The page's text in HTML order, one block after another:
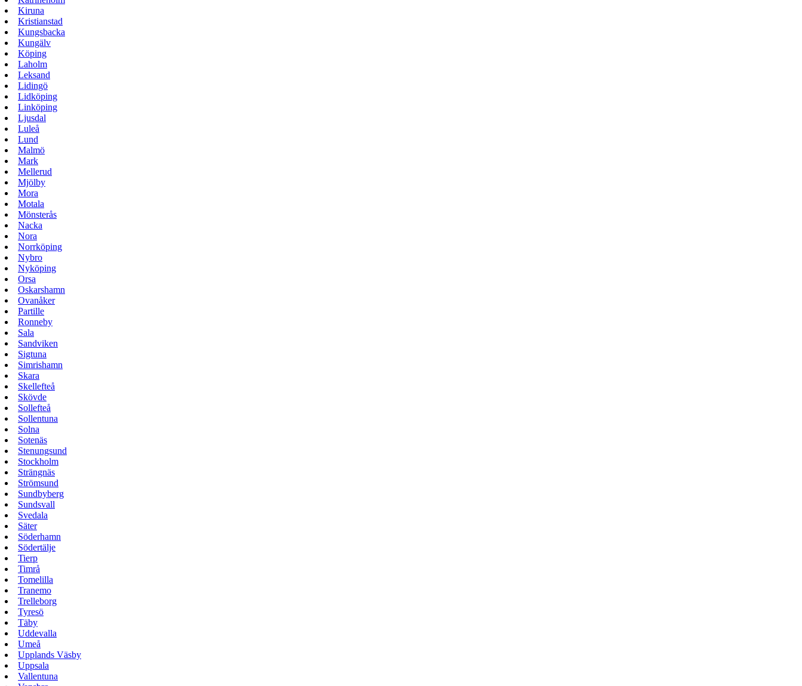
Kiruna
Kristianstad
Kungsbacka
Kungälv
Köping
Laholm
Leksand
Lidingö
Lidköping
Linköping
Ljusdal
Luleå
Lund
Malmö
Mark
Mellerud
Mjölby
Mora
Motala
Mönsterås
Nacka
Nora
Norrköping
Nybro
Nyköping
Orsa
Oskarshamn
Ovanåker
Partille
Ronneby
Sala
Sandviken
Sigtuna
Simrishamn
Skara
Skellefteå
Skövde
Sollefteå
Sollentuna
Solna
Sotenäs
Stenungsund
Stockholm
Strängnäs
Strömsund
Sundbyberg
Sundsvall
Svedala
Säter
Söderhamn
Södertälje
Tierp
Timrå
Tomelilla
Tranemo
Trelleborg
Tyresö
Täby
Uddevalla
Umeå
Upplands Väsby
Uppsala
Vallentuna